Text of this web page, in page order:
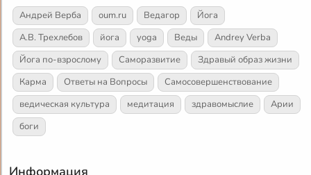
Андрей Верба oum.ru Ведагор
Йога
А.В. Трехлебов
йога yoga Веды
Andrey Verba
Йога по-взрослому
Саморазвитие
Здравый образ жизни
Карма
Ответы на Вопросы
Самосовершенствование
ведическая культура
медитация здравомыслие
Арии
боги
Информация